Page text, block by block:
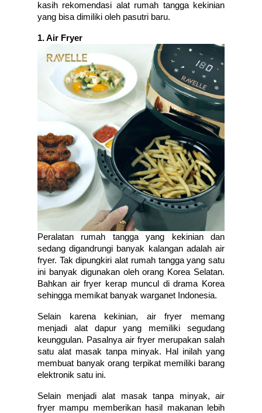
kasih rekomendasi alat rumah tangga kekinian
yang bisa dimiliki oleh pasutri baru.
1. Air Fryer
Peralatan rumah tangga yang kekinian dan
sedang digandrungi banyak kalangan adalah air
fryer. Tak dipungkiri alat rumah tangga yang satu
ini banyak digunakan oleh orang Korea Selatan.
Bahkan air fryer kerap muncul di drama Korea
sehingga memikat banyak warganet Indonesia.
Selain karena kekinian, air fryer memang
menjadi alat dapur yang memiliki segudang
keunggulan. Pasalnya air fryer merupakan salah
satu alat masak tanpa minyak. Hal inilah yang
membuat banyak orang terpikat memiliki barang
elektronik satu ini.
Selain menjadi alat masak tanpa minyak, air
fryer mampu memberikan hasil makanan lebih